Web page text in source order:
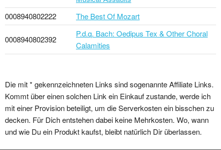
0008940802222
The Best Of Mozart
0008940802392
P.d.q. Bach: Oedipus Tex & Other Choral
Calamities
Die mit * gekennzeichneten Links sind sogenannte Affiliate Links.
Kommt über einen solchen Link ein Einkauf zustande, werde ich
mit einer Provision beteiligt, um die Serverkosten ein bisschen zu
decken. Für Dich entstehen dabei keine Mehrkosten. Wo, wann
und wie Du ein Produkt kaufst, bleibt natürlich Dir überlassen.